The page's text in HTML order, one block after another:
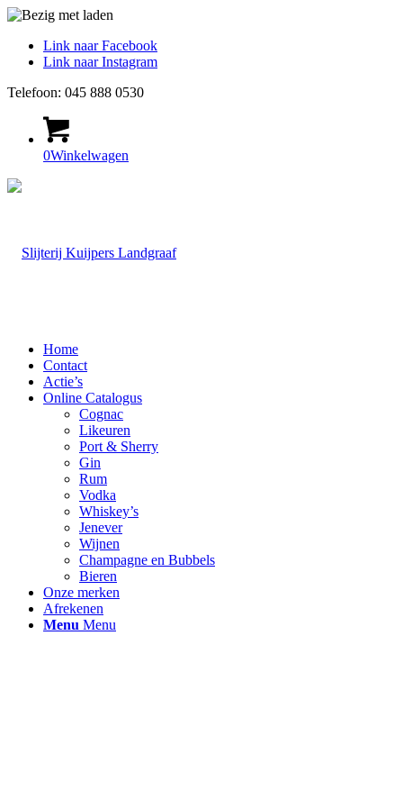
Link naar Facebook
Link naar Instagram
Telefoon: 045 888 0530
0Winkelwagen
Home
Contact
Actie’s
Online Catalogus
Cognac
Likeuren
Port & Sherry
Gin
Rum
Vodka
Whiskey’s
Jenever
Wijnen
Champagne en Bubbels
Bieren
Onze merken
Afrekenen
Menu Menu